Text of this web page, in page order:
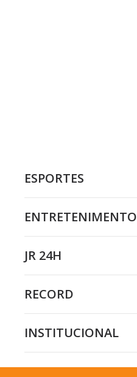
ESPORTES
ENTRETENIMENTO
JR 24H
RECORD
INSTITUCIONAL